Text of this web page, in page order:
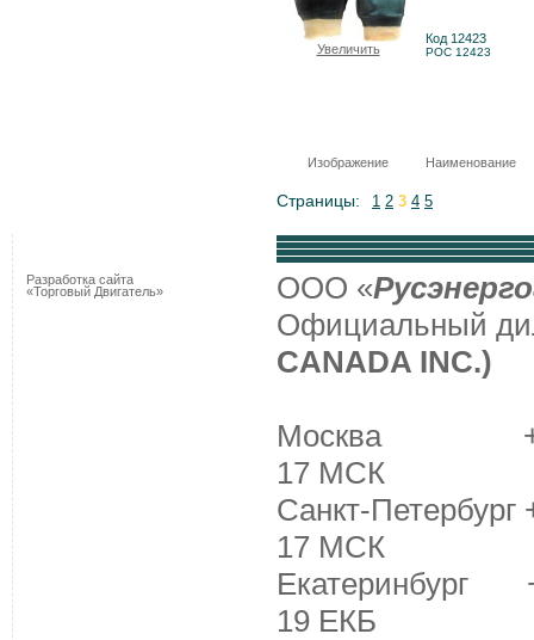
Увеличить
Код 12423
РОС 12423
Изображение Наименование
Страницы: 1 2 3 4 5
Разработка сайта
«Торговый Двигатель»
ООО «
Официальный
CANADA INC.)
Москва +7
17 МСК
Санкт-
17 МСК
Екатеринбург
19 ЕКБ